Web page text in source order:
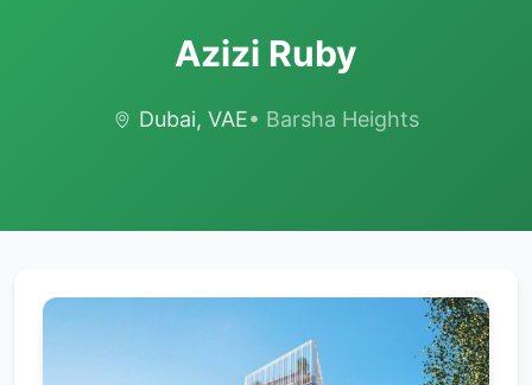
Azizi Ruby
Dubai, VAE• Barsha Heights